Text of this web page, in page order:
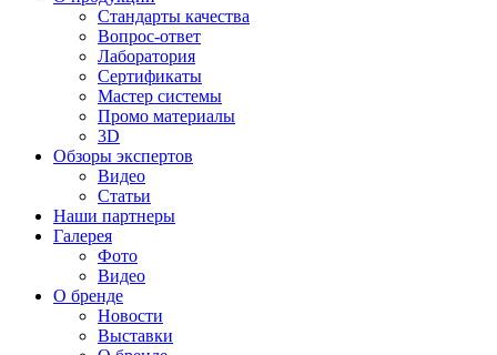
Стандарты качества
Вопрос-ответ
Лаборатория
Сертификаты
Мастер системы
Промо материалы
3D
Обзоры экспертов
Видео
Статьи
Наши партнеры
Галерея
Фото
Видео
О бренде
Новости
Выставки